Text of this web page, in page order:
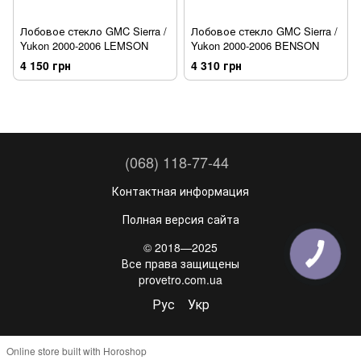
Лобовое стекло GMC Sierra /
Yukon 2000-2006 LEMSON
4 150 грн
Лобовое стекло GMC Sierra /
Yukon 2000-2006 BENSON
4 310 грн
(068) 118-77-44
Контактная информация
Полная версия сайта
© 2018—2025
Все права защищены
provetro.com.ua
Рус Укр
Online store built with Horoshop